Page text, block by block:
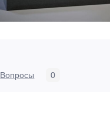
Вопросы 0